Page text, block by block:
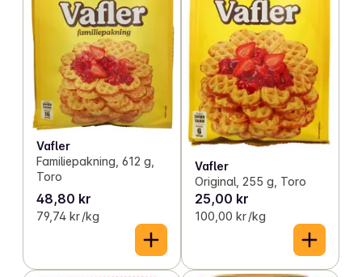
Vafler
Familiepakning, 612 g,
Toro
48,80 kr
79,74 kr /kg
Vafler
Original, 255 g, Toro
25,00 kr
100,00 kr /kg